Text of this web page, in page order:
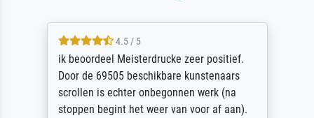
4.5 / 5
ik beoordeel Meisterdrucke zeer positief.
Door de 69505 beschikbare kunstenaars
scrollen is echter onbegonnen werk (na
stoppen begint het weer van voor af aan).